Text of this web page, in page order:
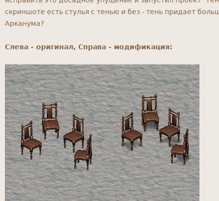
скриншоте есть стулья с тенью и без - тень придает
Арканума?
Слева - оригинал, Справа - модификация: